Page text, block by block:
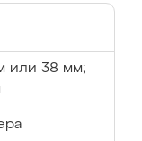
или 38 мм;